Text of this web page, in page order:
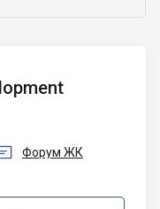
Форум ЖК